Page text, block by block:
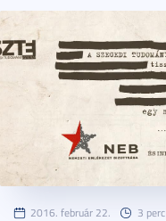
2016. február 22. 3 perc